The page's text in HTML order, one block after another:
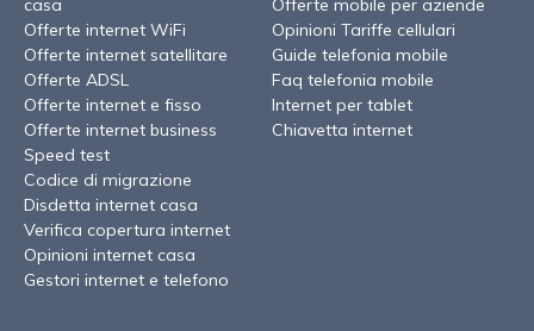
casa
Offerte internet WiFi
Offerte internet satellitare
Offerte ADSL
Offerte internet e fisso
Offerte internet business
Speed test
Codice di migrazione
Disdetta internet casa
Verifica copertura internet
Opinioni internet casa
Gestori internet e telefono
Offerte mobile per aziende
Opinioni Tariffe cellulari
Guide telefonia mobile
Faq telefonia mobile
Internet per tablet
Chiavetta internet